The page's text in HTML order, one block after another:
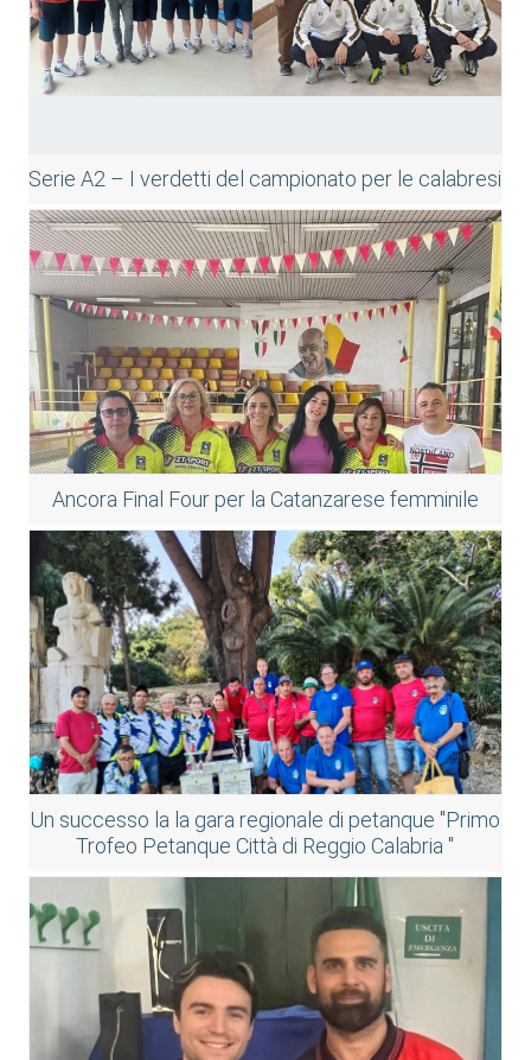
Serie A2 – I verdetti del campionato per le calabresi
Ancora Final Four per la Catanzarese femminile
Un successo la la gara regionale di petanque "Primo
Trofeo Petanque Città di Reggio Calabria "